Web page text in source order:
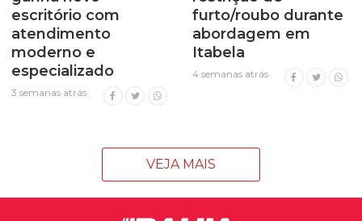
escritório com
atendimento
moderno e
especializado
3 semanas atrás
furto/roubo durante
abordagem em
Itabela
4 semanas atrás
VEJA MAIS